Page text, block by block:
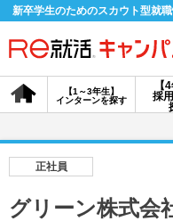
新卒学生のためのスカウト型就
【
採
【1～3年生】
インターンを探す
会員登録
正社員
グリーン株式会